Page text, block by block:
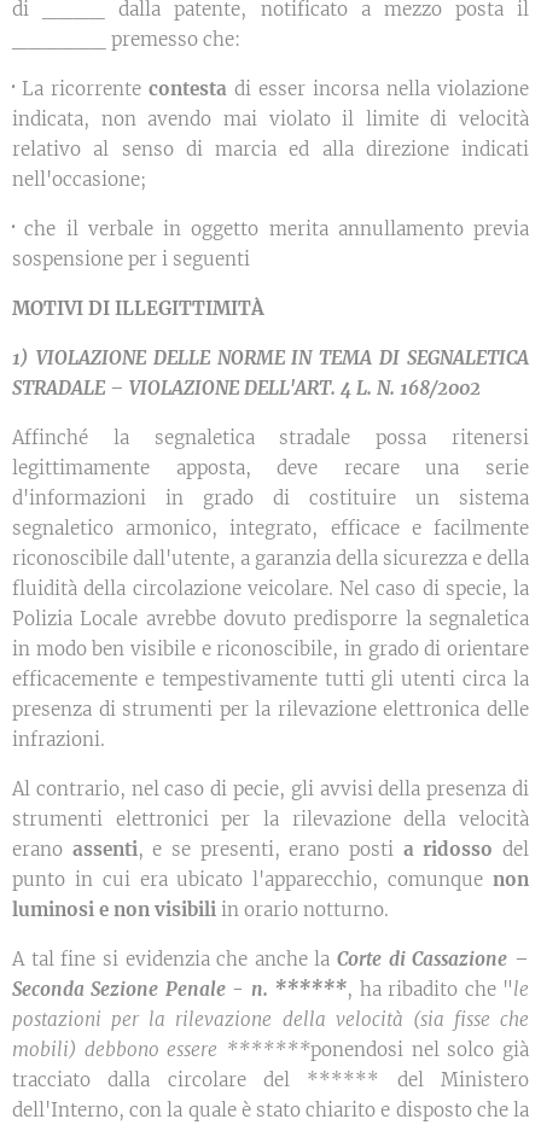
di ____ dalla patente, notificato a mezzo posta il
______ premesso che:
· La ricorrente contesta di esser incorsa nella violazione
indicata, non avendo mai violato il limite di velocità
relativo al senso di marcia ed alla direzione indicati
nell'occasione;
·che il verbale in oggetto merita annullamento previa
sospensione per i seguenti
MOTIVI DI ILLEGITTIMITÀ
1) VIOLAZIONE DELLE NORME IN TEMA DI SEGNALETICA
STRADALE – VIOLAZIONE DELL'ART. 4 L. N. 168/2002
Affinché la segnaletica stradale possa ritenersi
legittimamente apposta, deve recare una serie
d'informazioni in grado di costituire un sistema
segnaletico armonico, integrato, efficace e facilmente
riconoscibile dall'utente, a garanzia della sicurezza e della
fluidità della circolazione veicolare. Nel caso di specie, la
Polizia Locale avrebbe dovuto predisporre la segnaletica
in modo ben visibile e riconoscibile, in grado di orientare
efficacemente e tempestivamente tutti gli utenti circa la
presenza di strumenti per la rilevazione elettronica delle
infrazioni.
Al contrario, nel caso di pecie, gli avvisi della presenza di
strumenti elettronici per la rilevazione della velocità
erano assenti, e se presenti, erano posti a ridosso del
punto in cui era ubicato l'apparecchio, comunque non
luminosi e non visibili in orario notturno.
A tal fine si evidenzia che anche laCorte di Cassazione –
Seconda Sezione Penale - n. ******, ha ribadito che "le
postazioni per la rilevazione della velocità (sia fisse che
mobili) debbono essere *******ponendosi nel solco già
tracciato dalla circolare del ****** del Ministero
dell'Interno, con la quale è stato chiarito e disposto che la